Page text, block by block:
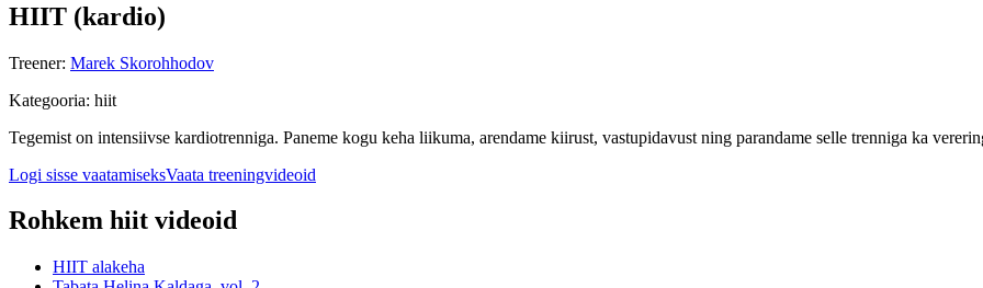
HIIT (kardio)
Treener: Marek Skorohhodov
Kategooria: hiit
Tegemist on intensiivse kardiotrenniga. Paneme kogu keha liikuma, arendame kiirust, vastupidavust ning parandame selle trenniga ka
Logi sisse vaatamiseksVaata treeningvideoid
Rohkem hiit videoid
HIIT alakeha